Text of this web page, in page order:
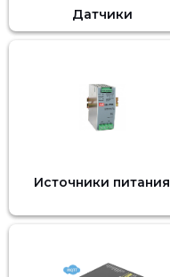
Датчики
Источники питания